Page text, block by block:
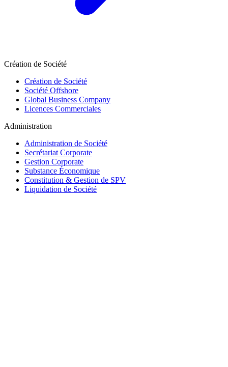
Création de Société
Création de Société
Société Offshore
Global Business Company
Licences Commerciales
Administration
Administration de Société
Secrétariat Corporate
Gestion Corporate
Substance Économique
Constitution & Gestion de SPV
Liquidation de Société